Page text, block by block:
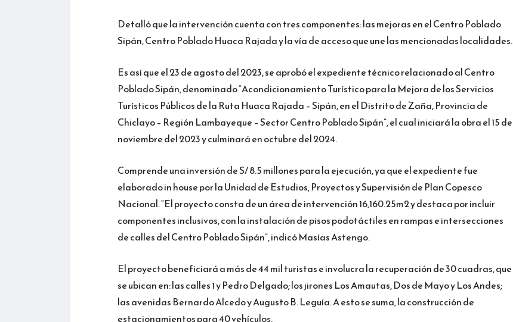
Detalló que la intervención cuenta con tres componentes: las mejoras en el Centro Poblado
Sipán, Centro Poblado Huaca Rajada y la vía de acceso que une las mencionadas localidades.
Es así que el 23 de agosto del 2023, se aprobó el expediente técnico relacionado al Centro
Poblado Sipán, denominado “Acondicionamiento Turístico para la Mejora de los Servicios
Turísticos Públicos de la Ruta Huaca Rajada – Sipán, en el Distrito de Zaña, Provincia de
Chiclayo – Región Lambayeque – Sector Centro Poblado Sipán”, el cual iniciará la obra el 15 de
noviembre del 2023 y culminará en octubre del 2024.
Comprende una inversión de S/ 8.5 millones para la ejecución, ya que el expediente fue
elaborado in house por la Unidad de Estudios, Proyectos y Supervisión de Plan Copesco
Nacional. “El proyecto consta de un área de intervención 16,160.25m2 y destaca por incluir
componentes inclusivos, con la instalación de pisos podotáctiles en rampas e intersecciones
de calles del Centro Poblado Sipán”, indicó Masías Astengo.
El proyecto beneficiará a más de 44 mil turistas e involucra la recuperación de 30 cuadras, que
se ubican en: las calles 1 y Pedro Delgado; los jirones Los Amautas, Dos de Mayo y Los Andes;
las avenidas Bernardo Alcedo y Augusto B. Leguía. A esto se suma, la construcción de
estacionamientos para 40 vehículos.